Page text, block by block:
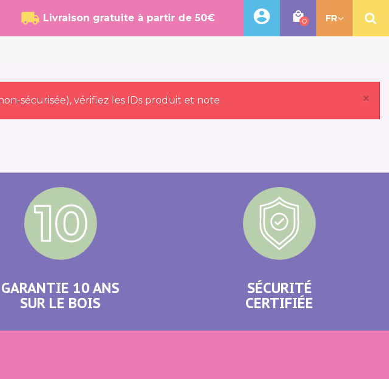
Livraison gratuite à partir de 50€ 0 FR
×
sécurisée), vérifiez les IDs produit et note
GARANTIE 10 ANS
SUR LE BOIS
SÉCURITÉ
CERTIFIÉE